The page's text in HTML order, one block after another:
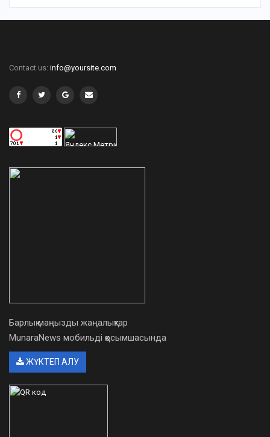
Contact us: info@yoursite.com
Барлық маңызды жаңалықтар
MunaraNews мобильді қосымшасында
ЖҮКТЕП АЛУ